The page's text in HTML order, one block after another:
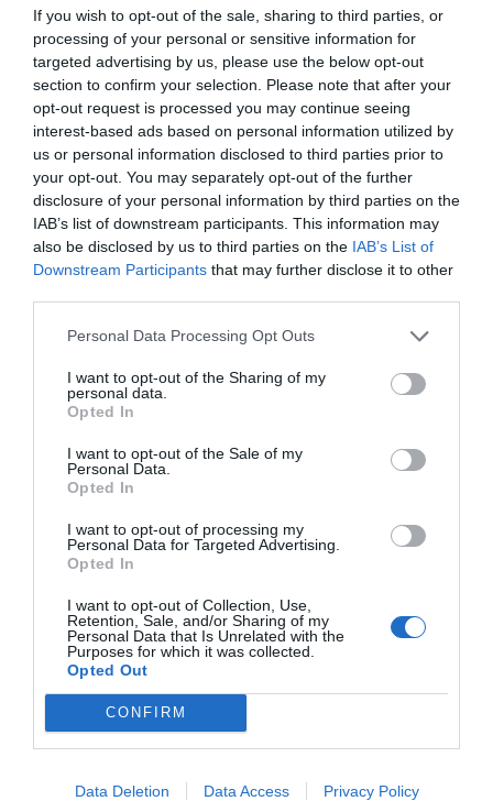
If you wish to opt-out of the sale, sharing to third parties, or
processing of your personal or sensitive information for
targeted advertising by us, please use the below opt-out
section to confirm your selection. Please note that after your
opt-out request is processed you may continue seeing
interest-based ads based on personal information utilized by
us or personal information disclosed to third parties prior to
your opt-out. You may separately opt-out of the further
disclosure of your personal information by third parties on the
IAB’s list of downstream participants. This information may
also be disclosed by us to third parties on the IAB’s List of
Downstream Participants that may further disclose it to other
Personal Data Processing Opt Outs
I want to opt-out of the Sharing of my
personal data.
Opted In
I want to opt-out of the Sale of my
Personal Data.
Opted In
I want to opt-out of processing my
Personal Data for Targeted Advertising.
Opted In
I want to opt-out of Collection, Use,
Retention, Sale, and/or Sharing of my
Personal Data that Is Unrelated with the
Purposes for which it was collected.
Opted Out
CONFIRM
Data Deletion Data Access Privacy Policy
cristiano"
por Hispanidad
Artículos anteriores
DIARIO DE LA CORRUPCIÓN SANCHISTA
Diario de la corrupción sanchista. Hazte
Oír se manifiesta delante de La Mareta:
“Pedro Sánchez es un criminal”
por Redacción
Artículos anteriores
Opinión
Enormes minucias
Nokia, Ericsson... Huawei: lo que importan
Eulogio López